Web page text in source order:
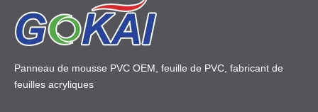
Panneau de mousse PVC OEM, feuille de PVC, fabricant de
feuilles acryliques